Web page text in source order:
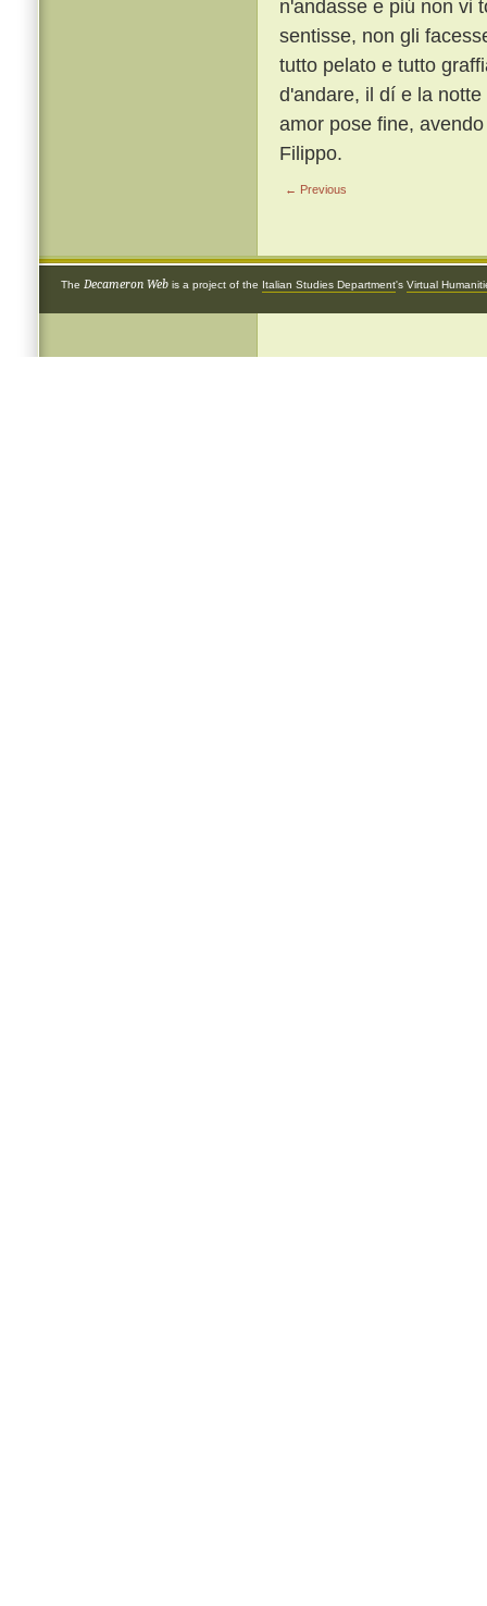
n'andasse e piú non vi
sentisse, non gli
tutto pelato e tutto
d'andare, il dí e la
amor pose fine,
Filippo.
← Previous
The Decameron Web is a project of the Italian Studies Department's Virtual